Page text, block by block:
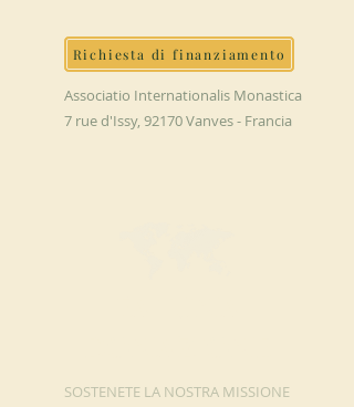
Richiesta di finanziamento
Associatio Internationalis Monastica
7 rue d'Issy, 92170 Vanves - Francia
SOSTENETE LA NOSTRA MISSIONE